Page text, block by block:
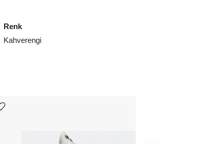
Renk
Kahverengi
Ürünü istek listesine ekle veya listeden çıkar